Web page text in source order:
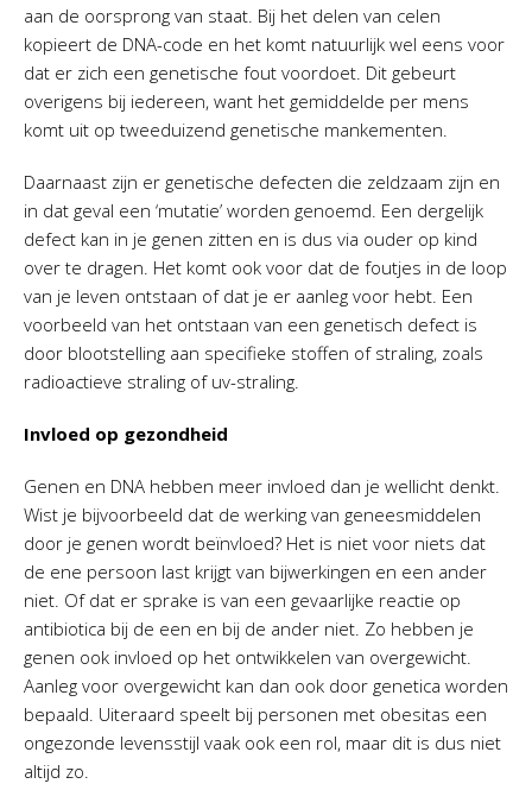
aan de oorsprong van staat. Bij het delen van celen
kopieert de DNA-code en het komt natuurlijk wel eens voor
dat er zich een genetische fout voordoet. Dit gebeurt
overigens bij iedereen, want het gemiddelde per mens
komt uit op tweeduizend genetische mankementen.
Daarnaast zijn er genetische defecten die zeldzaam zijn en
in dat geval een ‘mutatie’ worden genoemd. Een dergelijk
defect kan in je genen zitten en is dus via ouder op kind
over te dragen. Het komt ook voor dat de foutjes in de loop
van je leven ontstaan of dat je er aanleg voor hebt. Een
voorbeeld van het ontstaan van een genetisch defect is
door blootstelling aan specifieke stoffen of straling, zoals
radioactieve straling of uv-straling.
Invloed op gezondheid
Genen en DNA hebben meer invloed dan je wellicht denkt.
Wist je bijvoorbeeld dat de werking van geneesmiddelen
door je genen wordt beïnvloed? Het is niet voor niets dat
de ene persoon last krijgt van bijwerkingen en een ander
niet. Of dat er sprake is van een gevaarlijke reactie op
antibiotica bij de een en bij de ander niet. Zo hebben je
genen ook invloed op het ontwikkelen van overgewicht.
Aanleg voor overgewicht kan dan ook door genetica worden
bepaald. Uiteraard speelt bij personen met obesitas een
ongezonde levensstijl vaak ook een rol, maar dit is dus niet
altijd zo.